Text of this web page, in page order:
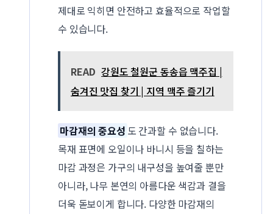
제대로 익히면 안전하고 효율적으로 작업할
수 있습니다.
READ 강원도 철원군 동송읍 맥주집 |
숨겨진 맛집 찾기 | 지역 맥주 즐기기
마감재의 중요성 도 간과할 수 없습니다.
목재 표면에 오일이나 바니시 등을 칠하는
마감 과정은 가구의 내구성을 높여줄 뿐만
아니라, 나무 본연의 아름다운 색감과 결을
더욱 돋보이게 합니다. 다양한 마감재의